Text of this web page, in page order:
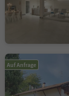
Auf Anfrage